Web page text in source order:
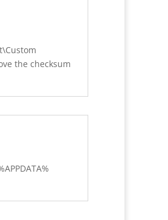
the checksum